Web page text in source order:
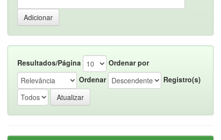
Resultados/Página
Ordenar por
Ordenar
Registro(s)